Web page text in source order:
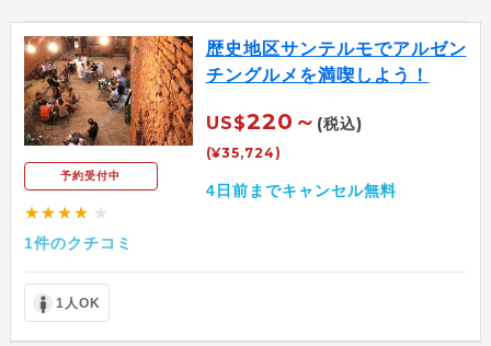
予約受付中
★★★★ ★
1件のクチコミ
歴史地区サンテルモでアルゼン
チングルメを満喫しよう！
US$220～ (税込)
(¥35,724)
4日前までキャンセル無料
1人OK